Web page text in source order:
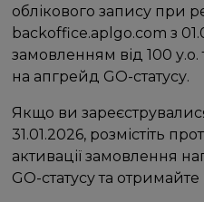
облікового запису при
backoffice.aplgo.com з
замовленням від 100
на апгрейд GO-статусу.
Якщо ви
31.01.2026, розмістіть
активації замовлення
GO-статусу та